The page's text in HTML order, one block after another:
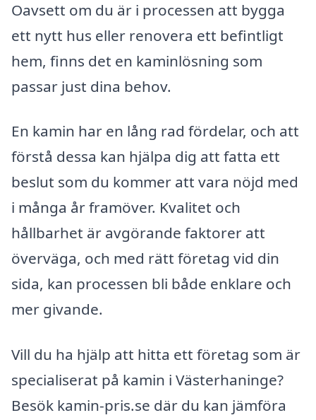
Oavsett om du är i processen att bygga
ett nytt hus eller renovera ett befintligt
hem, finns det en kaminlösning som
passar just dina behov.
En kamin har en lång rad fördelar, och att
förstå dessa kan hjälpa dig att fatta ett
beslut som du kommer att vara nöjd med
i många år framöver. Kvalitet och
hållbarhet är avgörande faktorer att
överväga, och med rätt företag vid din
sida, kan processen bli både enklare och
mer givande.
Vill du ha hjälp att hitta ett företag som är
specialiserat på kamin i Västerhaninge?
Besök kamin-pris.se där du kan jämföra